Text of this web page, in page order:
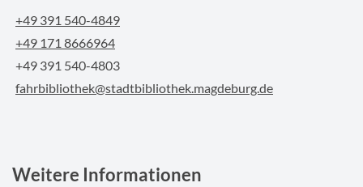
+49 391 540-4849
+49 171 8666964
+49 391 540-4803
fahrbibliothek@stadtbibliothek.magdeburg.de
Weitere Informationen